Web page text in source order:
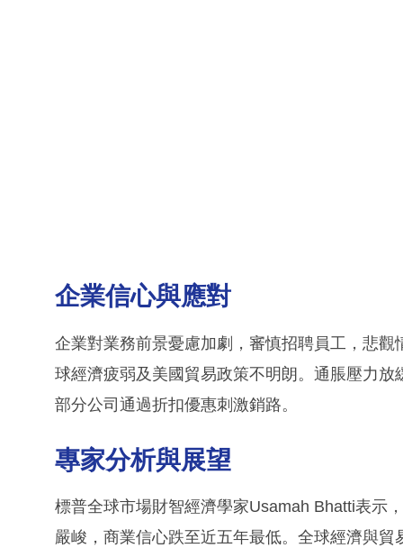
企業信心與應對
企業對業務前景憂慮加劇，審慎招聘員工，悲
球經濟疲弱及美國貿易政策不明朗。通脹壓力
部分公司通過折扣優惠刺激銷路。
專家分析與展望
標普全球市場財智經濟學家Usamah Bhatti表示
嚴峻，商業信心跌至近五年最低。全球經濟與